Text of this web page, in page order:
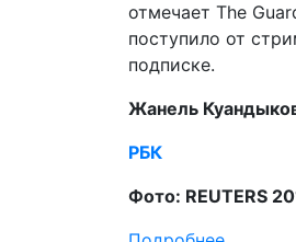
отмечает The
поступило от
подписке.
Жанель
РБК
Фото: REUTERS